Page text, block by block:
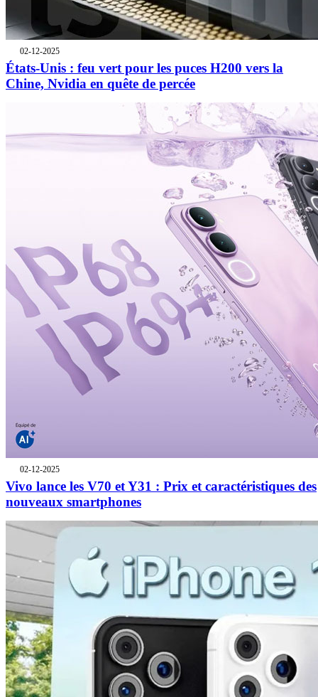
02-12-2025
États-Unis : feu vert pour les puces H200 vers la
Chine, Nvidia en quête de percée
02-12-2025
Vivo lance les V70 et Y31 : Prix et caractéristiques des
nouveaux smartphones